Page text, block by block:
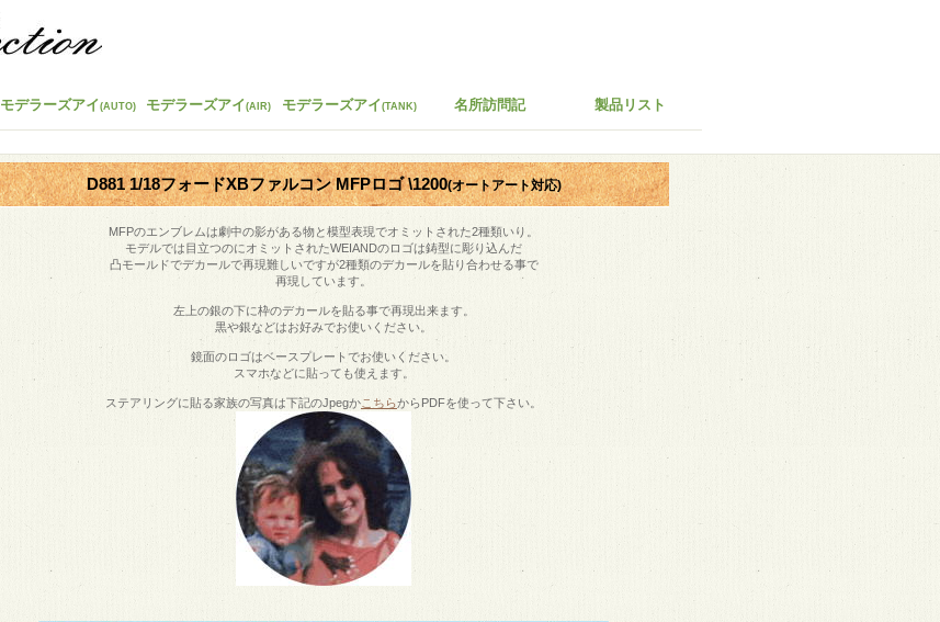
D881 1/18フォードXBファルコン MFPロゴ \1200(オートアート対応)
MFPのエンブレムは劇中の影がある物と模型表現でオミットされた2種類いり。
モデルでは目立つのにオミットされたWEIANDのロゴは鋳型に彫り込んだ
凸モールドでデカールで再現難しいですが2種類のデカールを貼り合わせる事で
再現しています。
左上の銀の下に枠のデカールを貼る事で再現出来ます。
黒や銀などはお好みでお使いください。
鏡面のロゴはベースプレートでお使いください。
スマホなどに貼っても使えます。
ステアリングに貼る家族の写真は下記のJpegかこちらからPDFを使って下さい。
モデラーズアイ(AUTO) モデラーズアイ(AIR) モデラーズアイ(TANK) 名所訪問記 製品リスト